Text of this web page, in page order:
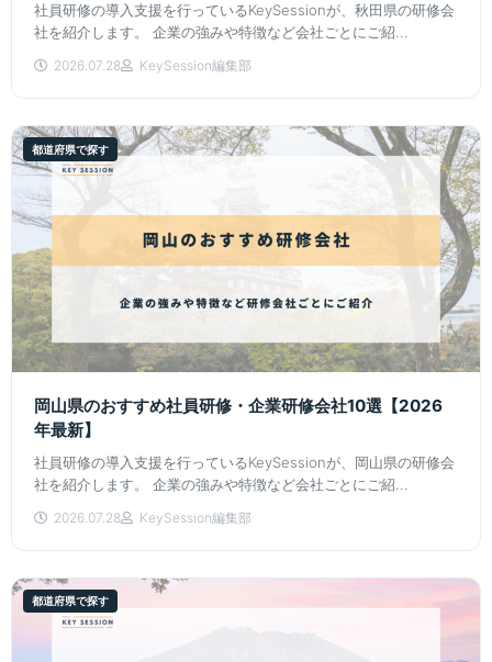
社員研修の導入支援を行っているKeySessionが、秋田県の研修会
社を紹介します。 企業の強みや特徴など会社ごとにご紹...
2026.07.28 KeySession編集部
都道府県で探す
岡山県のおすすめ社員研修・企業研修会社10選【2026
年最新】
社員研修の導入支援を行っているKeySessionが、岡山県の研修会
社を紹介します。 企業の強みや特徴など会社ごとにご紹...
2026.07.28 KeySession編集部
都道府県で探す